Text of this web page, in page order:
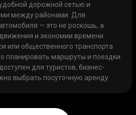
дорожной сетью и
между районами. Для
— это не роскошь, а
и экономии времени.
или общественного транспорта
планировать маршруты и поездки.
для туристов, бизнес-
выбрать посуточную аренду